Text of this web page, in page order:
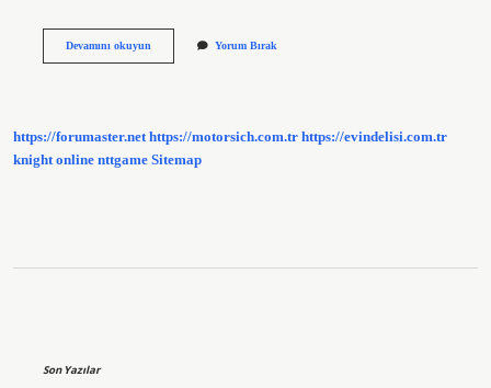
Devamını okuyunÜnlü
Yorum Bırak
https://forumaster.net https://motorsich.com.tr https://evindelisi.com.tr
knight online nttgame Sitemap
Son Yazılar